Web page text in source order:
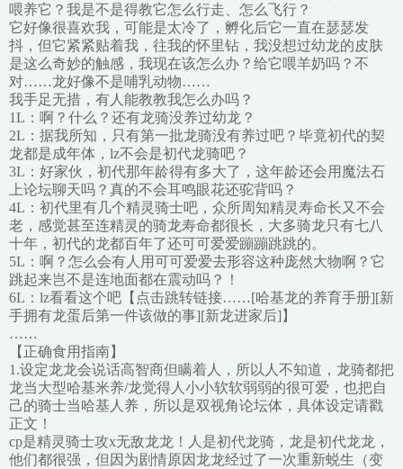
喂养它？我是不是得教它怎么行走、怎么飞行？
它好像很喜欢我，可能是太冷了，孵化后它一直在瑟瑟发
抖，但它紧紧贴着我，往我的怀里钻，我没想过幼龙的皮肤
是这么奇妙的触感，我现在该怎么办？给它喂羊奶吗？不
对……龙好像不是哺乳动物……
我手足无措，有人能教教我怎么办吗？
1L：啊？什么？还有龙骑没养过幼龙？
2L：据我所知，只有第一批龙骑没有养过吧？毕竟初代的契
龙都是成年体，lz不会是初代龙骑吧？
3L：好家伙，初代那年龄得有多大了，这年龄还会用魔法石
上论坛聊天吗？真的不会耳鸣眼花还驼背吗？
4L：初代里有几个精灵骑士吧，众所周知精灵寿命长又不会
老，感觉甚至连精灵的骑龙寿命都很长，大多骑龙只有七八
十年，初代的龙都百年了还可可爱爱蹦蹦跳跳的。
5L：啊？怎么会有人用可可爱爱去形容这种庞然大物啊？它
跳起来岂不是连地面都在震动吗？！
6L：lz看看这个吧【点击跳转链接……[哈基龙的养育手册][新
手拥有龙蛋后第一件该做的事][新龙进家后]】
……
【正确食用指南】
1.设定龙龙会说话高智商但瞒着人，所以人不知道，龙骑都把
龙当大型哈基米养/龙觉得人小小软软弱弱的很可爱，也把自
己的骑士当哈基人养，所以是双视角论坛体，具体设定请戳
正文！
cp是精灵骑士攻x无敌龙龙！人是初代龙骑，龙是初代龙龙，
他们都很强，但因为剧情原因龙龙经过了一次重新蜕生（变